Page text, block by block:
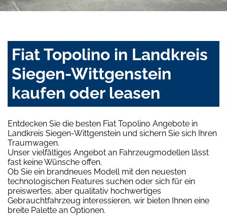
Fiat Topolino in Landkreis
Siegen-Wittgenstein
kaufen oder leasen
Entdecken Sie die besten Fiat Topolino Angebote in
Landkreis Siegen-Wittgenstein und sichern Sie sich Ihren
Traumwagen.
Unser vielfältiges Angebot an Fahrzeugmodellen lässt
fast keine Wünsche offen.
Ob Sie ein brandneues Modell mit den neuesten
technologischen Features suchen oder sich für ein
preiswertes, aber qualitativ hochwertiges
Gebrauchtfahrzeug interessieren, wir bieten Ihnen eine
breite Palette an Optionen.